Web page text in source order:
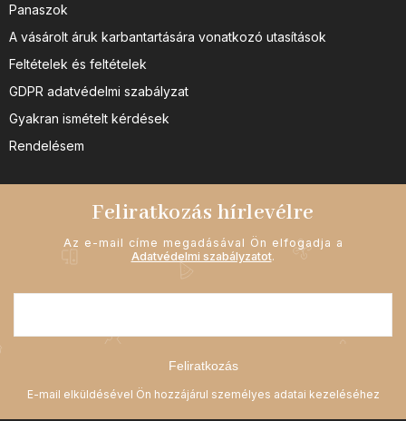
Panaszok
A vásárolt áruk karbantartására vonatkozó utasítások
Feltételek és feltételek
GDPR adatvédelmi szabályzat
Gyakran ismételt kérdések
Rendelésem
Feliratkozás hírlevélre
Az e-mail címe megadásával Ön elfogadja a
Adatvédelmi szabályzatot.
Feliratkozás